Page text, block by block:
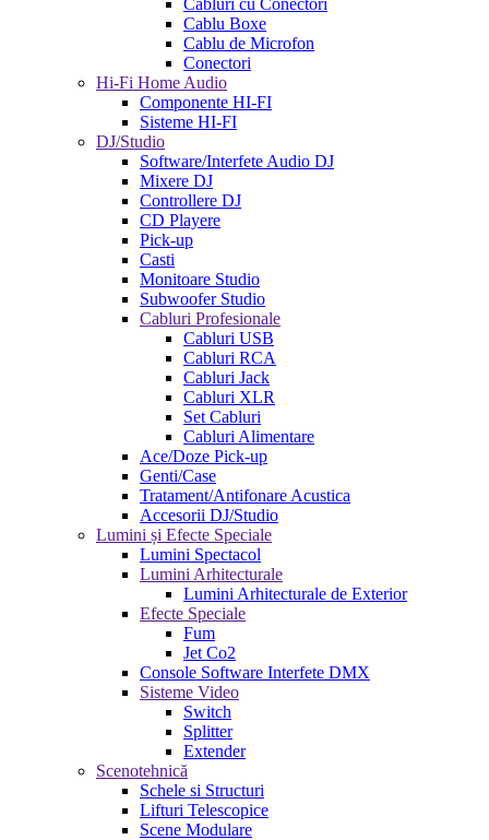
Cabluri cu Conectori
Cablu Boxe
Cablu de Microfon
Conectori
Hi-Fi Home Audio
Componente HI-FI
Sisteme HI-FI
DJ/Studio
Software/Interfete Audio DJ
Mixere DJ
Controllere DJ
CD Playere
Pick-up
Casti
Monitoare Studio
Subwoofer Studio
Cabluri Profesionale
Cabluri USB
Cabluri RCA
Cabluri Jack
Cabluri XLR
Set Cabluri
Cabluri Alimentare
Ace/Doze Pick-up
Genti/Case
Tratament/Antifonare Acustica
Accesorii DJ/Studio
Lumini și Efecte Speciale
Lumini Spectacol
Lumini Arhitecturale
Lumini Arhitecturale de Exterior
Efecte Speciale
Fum
Jet Co2
Console Software Interfete DMX
Sisteme Video
Switch
Splitter
Extender
Scenotehnică
Schele si Structuri
Lifturi Telescopice
Scene Modulare